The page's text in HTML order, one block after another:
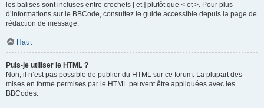
les balises sont incluses entre crochets [ et ] plutôt que < et >. Pour plus
d’informations sur le BBCode, consultez le guide accessible depuis la page de
rédaction de message.
Haut
Puis-je utiliser le HTML ?
Non, il n’est pas possible de publier du HTML sur ce forum. La plupart des
mises en forme permises par le HTML peuvent être appliquées avec les
BBCodes.